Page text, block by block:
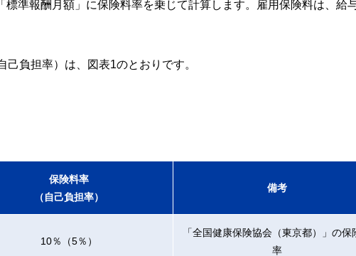
準報酬月額」に保険料率を乗じて計算します。雇用保険料は、給
負担率）は、図表1のとおりです。
保険料率
（自己負担率）
備考
10％（5％）
「全国健康保険協会（東京都）」の保
率